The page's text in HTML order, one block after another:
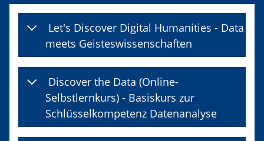
Let's Discover Digital Humanities - Data
meets Geisteswissenschaften
Discover the Data (Online-
Selbstlernkurs) - Basiskurs zur
Schlüsselkompetenz Datenanalyse